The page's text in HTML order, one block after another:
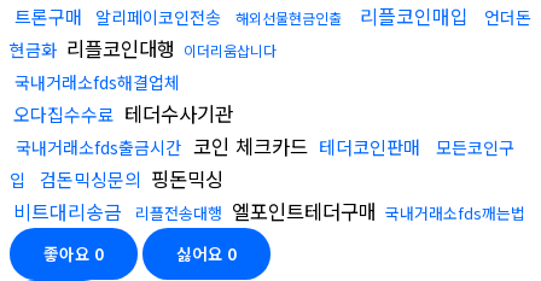
트론구매 알리페이코인전송 해외선물현금인출 리플코인매입
언더돈
현금화 리플코인대행 이더리움삽니다
국내거래소fds해결업체
오다집수수료 테더수사기관
국내거래소fds출금시간 코인 체크카드 테더코인판매
모든코인구
입
검돈믹싱문의 핑돈믹싱
비트대리송금
리플전송대행 엘포인트테더구매 국내거래소fds깨는법
좋아요 0 싫어요 0